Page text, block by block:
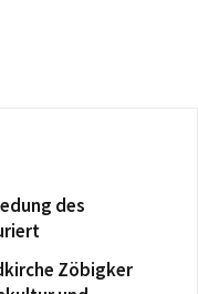
des
Zöbigker